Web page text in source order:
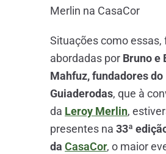
Merlin na CasaCor
Situações como essas,
abordadas por Bruno e
Mahfuz, fundadores do
Guiaderodas, que à
da Leroy Merlin,
presentes na33ª
daCasaCor, o maior